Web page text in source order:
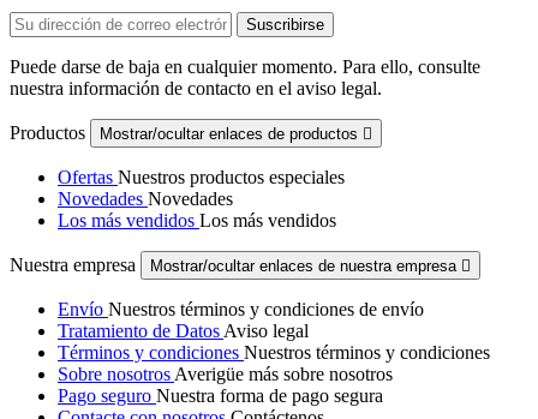
Puede darse de baja en cualquier momento. Para ello, consulte
nuestra información de contacto en el aviso legal.
Productos Mostrar/ocultar enlaces de productos 
Ofertas Nuestros productos especiales
Novedades Novedades
Los más vendidos Los más vendidos
Nuestra empresa Mostrar/ocultar enlaces de nuestra empresa 
Envío Nuestros términos y condiciones de envío
Tratamiento de Datos Aviso legal
Términos y condiciones Nuestros términos y condiciones
Sobre nosotros Averigüe más sobre nosotros
Pago seguro Nuestra forma de pago segura